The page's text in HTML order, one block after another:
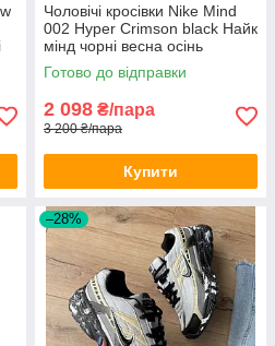
Чоловічі кросівки Nike Mind
002 Hyper Crimson black Найк
мінд чорні весна осінь
демісезон
Готово до відправки
2 098 ₴/пара
3 200 ₴/пара
Купити
–28%